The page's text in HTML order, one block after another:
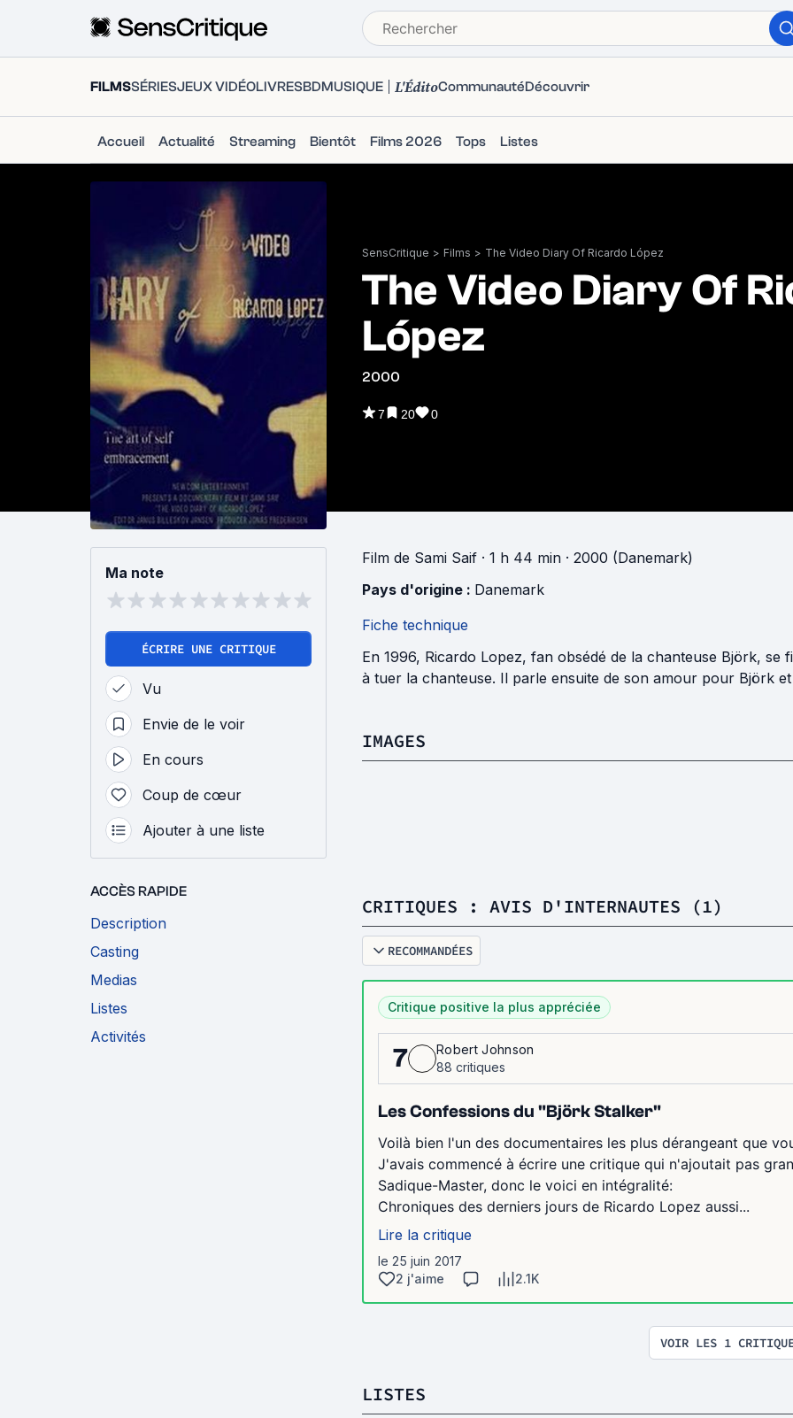
FILMSSÉRIESJEUX VIDÉOLIVRESBDMUSIQUE L'ÉditoCommunautéDécouvrir
Accueil Actualité Streaming Bientôt Films 2026 Tops Listes
SensCritique > Films > The Video Diary Of Ricardo López
The Video Diary Of
López
2000
7 20 0
Ma note
ÉCRIRE UNE CRITIQUE
Vu
Envie de le voir
En cours
Coup de cœur
Ajouter à une liste
ACCÈS RAPIDE
Description
Casting
Medias
Listes
Activités
Film de Sami Saif · 1 h 44 min · 2000 (Danemark)
Pays d'origine : Danemark
Fiche technique
En 1996, Ricardo Lopez, fan obsédé de la chanteuse Björk, se
à tuer la chanteuse. Il parle ensuite de son amour pour Björk
IMAGES
CRITIQUES : AVIS D'INTERNAUTES (1)
RECOMMANDÉES
Critique positive la plus appréciée
7
Robert Johnson
88 critiques
Les Confessions du "Björk Stalker"
Voilà bien l'un des documentaires les plus dérangeant que
J'avais commencé à écrire une critique qui n'ajoutait pas
Sadique-Master, donc le voici en intégralité:
Chroniques des derniers jours de Ricardo Lopez aussi...
Lire la critique
le 25 juin 2017
2 j'aime
2.1K
VOIR LES 1
LISTES